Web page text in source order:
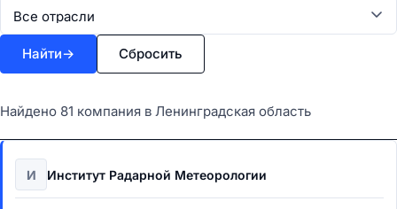
Найти→ Сбросить
Найдено 81 компания в Ленинградская область
И Институт Радарной Метеорологии